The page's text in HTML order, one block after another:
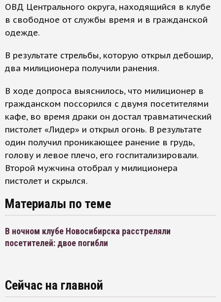
ОВД Центрального округа, находящийся в клубе
в свободное от службы время и в гражданской
одежде.
В результате стрельбы, которую открыл дебошир,
два милиционера получили ранения.
В ходе допроса выяснилось, что милиционер в
гражданском поссорился с двумя посетителями
кафе, во время драки он достал травматический
пистолет «Лидер» и открыл огонь. В результате
один получил проникающее ранение в грудь,
голову и левое плечо, его госпитализировали.
Второй мужчина отобрал у милиционера
пистолет и скрылся.
Материалы по теме
В ночном клубе Новосибирска расстреляли
посетителей: двое погибли
Сейчас на главной